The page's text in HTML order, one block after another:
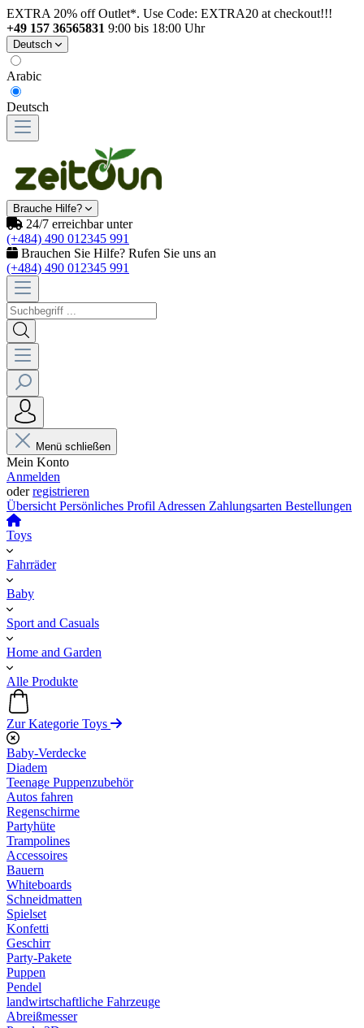
EXTRA 20% off Outlet*. Use Code: EXTRA20 at checkout!!!
+49 157 36565831 9:00 bis 18:00 Uhr
Deutsch
Arabic
Deutsch
Brauche Hilfe?
24/7 erreichbar unter
(+484) 490 012345 991
Brauchen Sie Hilfe? Rufen Sie uns an
(+484) 490 012345 991
Menü schließen
Mein Konto
Anmelden
oderregistrieren
Übersicht Persönliches Profil Adressen Zahlungsarten Bestellungen
Toys
Fahrräder
Baby
Sport and Casuals
Home and Garden
Alle Produkte
Zur Kategorie Toys
Baby-Verdecke
Diadem
Teenage Puppenzubehör
Autos fahren
Regenschirme
Partyhüte
Trampolines
Accessoires
Bauern
Whiteboards
Schneidmatten
Spielset
Konfetti
Geschirr
Party-Pakete
Puppen
Pendel
landwirtschaftliche Fahrzeuge
Abreißmesser